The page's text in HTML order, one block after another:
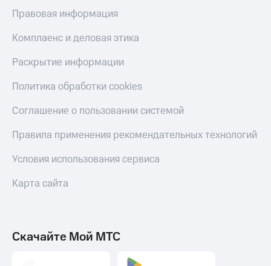
Правовая информация
Комплаенс и деловая этика
Раскрытие информации
Политика обработки cookies
Соглашение о пользовании системой
Правила применения рекомендательных технологий
Условия использования сервиса
Карта сайта
Скачайте Мой МТС